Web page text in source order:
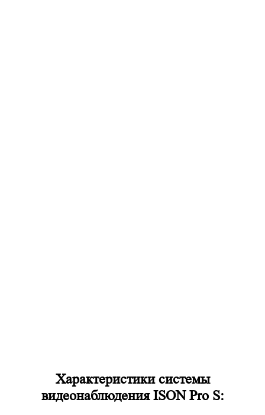
Характеристики системы
видеонаблюдения ISON Pro S: